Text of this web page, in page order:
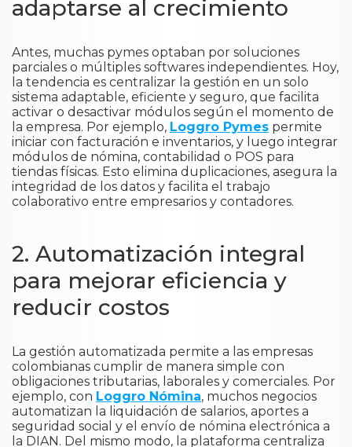
adaptarse al crecimiento
Antes, muchas pymes optaban por soluciones
parciales o múltiples softwares independientes. Hoy,
la tendencia es centralizar la gestión en un solo
sistema adaptable, eficiente y seguro, que facilita
activar o desactivar módulos según el momento de
la empresa. Por ejemplo, Loggro Pymes permite
iniciar con facturación e inventarios, y luego integrar
módulos de nómina, contabilidad o POS para
tiendas físicas. Esto elimina duplicaciones, asegura la
integridad de los datos y facilita el trabajo
colaborativo entre empresarios y contadores.
2. Automatización integral
para mejorar eficiencia y
reducir costos
La gestión automatizada permite a las empresas
colombianas cumplir de manera simple con
obligaciones tributarias, laborales y comerciales. Por
ejemplo, con Loggro Nómina, muchos negocios
automatizan la liquidación de salarios, aportes a
seguridad social y el envío de nómina electrónica a
la DIAN. Del mismo modo, la plataforma centraliza